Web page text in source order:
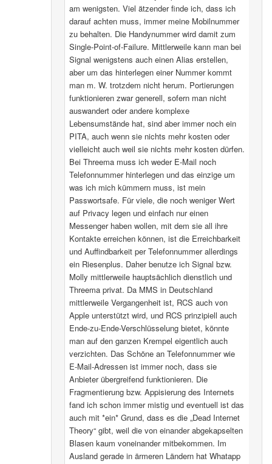
am wenigsten. Viel ätzender finde ich, dass ich
darauf achten muss, immer meine Mobilnummer
zu behalten. Die Handynummer wird damit zum
Single-Point-of-Failure. Mittlerweile kann man bei
Signal wenigstens auch einen Alias erstellen,
aber um das hinterlegen einer Nummer kommt
man m. W. trotzdem nicht herum. Portierungen
funktionieren zwar generell, sofern man nicht
auswandert oder andere komplexe
Lebensumstände hat, sind aber immer noch ein
PITA, auch wenn sie nichts mehr kosten oder
vielleicht auch weil sie nichts mehr kosten dürfen.
Bei Threema muss ich weder E-Mail noch
Telefonnummer hinterlegen und das einzige um
was ich mich kümmern muss, ist mein
Passwortsafe. Für viele, die noch weniger Wert
auf Privacy legen und einfach nur einen
Messenger haben wollen, mit dem sie all ihre
Kontakte erreichen können, ist die Erreichbarkeit
und Auffindbarkeit per Telefonnummer allerdings
ein Riesenplus. Daher benutze ich Signal bzw.
Molly mittlerweile hauptsächlich dienstlich und
Threema privat. Da MMS in Deutschland
mittlerweile Vergangenheit ist, RCS auch von
Apple unterstützt wird, und RCS prinzipiell auch
Ende-zu-Ende-Verschlüsselung bietet, könnte
man auf den ganzen Krempel eigentlich auch
verzichten. Das Schöne an Telefonnummer wie
E-Mail-Adressen ist immer noch, dass sie
Anbieter übergreifend funktionieren. Die
Fragmentierung bzw. Appisierung des Internets
fand ich schon immer mistig und eventuell ist das
auch mit *ein* Grund, dass es die „Dead Internet
Theory“ gibt, weil die von einander abgekapselten
Blasen kaum voneinander mitbekommen. Im
Ausland gerade in ärmeren Ländern hat Whatapp